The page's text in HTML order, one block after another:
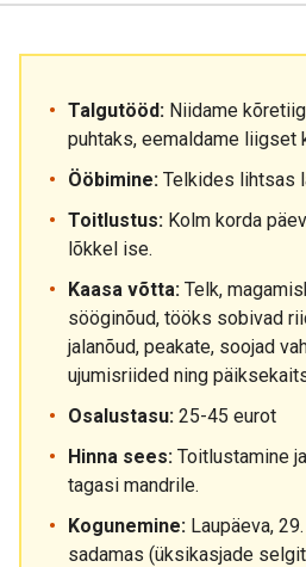
Talgutööd: Niidame
puhtaks, eemaldame liigset
Ööbimine: Telkides lihtsas
Toitlustus: Kolm korda
lõkkel ise.
Kaasa võtta: Telk,
sööginõud, tööks sobivad
jalanõud, peakate, soojad
ujumisriided ning
Osalustasu: 25-45 eurot
Hinna sees: Toitlustamine
tagasi mandrile.
Kogunemine: Laupäeva,
sadamas (üksikasjade